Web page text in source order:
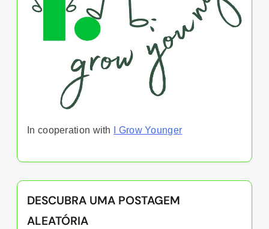
In cooperation with I Grow Younger
DESCUBRA UMA POSTAGEM
ALEATÓRIA